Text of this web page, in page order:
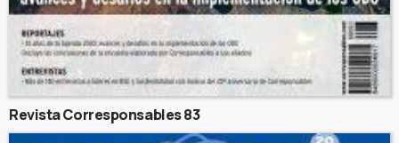
Revista Corresponsables 83